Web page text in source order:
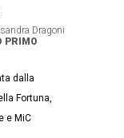
Dragoni
PRIMO
dalla
Fortuna,
e MiC